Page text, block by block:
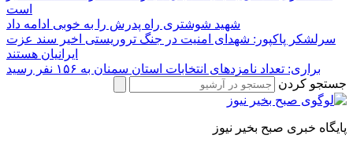
است
شهید شوشتری راه پدرش را به خوبی ادامه داد
سرلشکر پاکپور: شهدای امنیت در جنگ تروریستی اخیر سند عزت
ایرانیان هستند
براری: تعداد نامزدهای انتخابات استان سمنان به ۱۵۶ نفر رسید
جستجو کردن
پایگاه خبری صبح بخیر نیوز